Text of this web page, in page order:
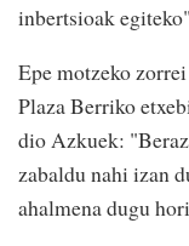
inbertsioak
Epe motzeko
Plaza Berriko
dio Azkuek:
zabaldu nahi izan
ahalmena dugu